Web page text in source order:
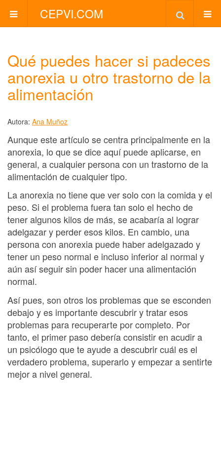
CEPVI.COM
Qué puedes hacer si padeces
anorexia u otro trastorno de la
alimentación
Autora: Ana Muñoz
Aunque este artículo se centra principalmente en la
anorexia, lo que se dice aquí puede aplicarse, en
general, a cualquier persona con un trastorno de la
alimentación de cualquier tipo.
La anorexia no tiene que ver solo con la comida y el
peso. Si el problema fuera tan solo el hecho de
tener algunos kilos de más, se acabaría al lograr
adelgazar y perder esos kilos. En cambio, una
persona con anorexia puede haber adelgazado y
tener un peso normal e incluso inferior al normal y
aún así seguir sin poder hacer una alimentación
normal.
Así pues, son otros los problemas que se esconden
debajo y es importante descubrir y tratar esos
problemas para recuperarte por completo. Por
tanto, el primer paso debería consistir en acudir a
un psicólogo que te ayude a descubrir cuál es el
verdadero problema, superarlo y empezar a sentirte
mejor a nivel general.